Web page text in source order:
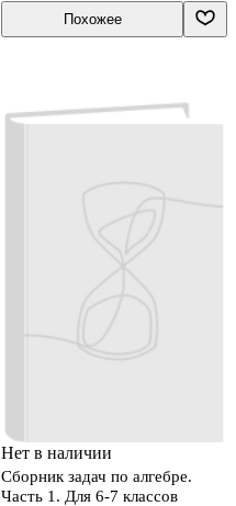
Похожее
Нет в наличии
Сборник задач по алгебре.
Часть 1. Для 6-7 классов